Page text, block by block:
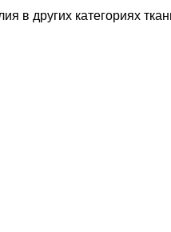
в других категориях